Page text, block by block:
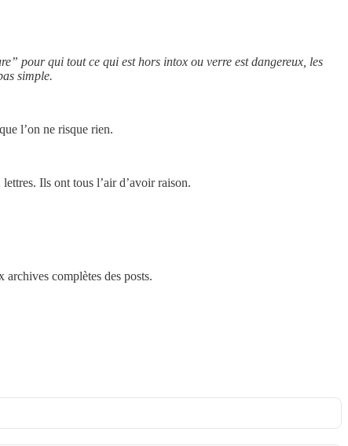
pour qui tout ce qui est hors intox ou verre est dangereux, les
simple.
l’on ne risque rien.
Ils ont tous l’air d’avoir raison.
complètes des posts.